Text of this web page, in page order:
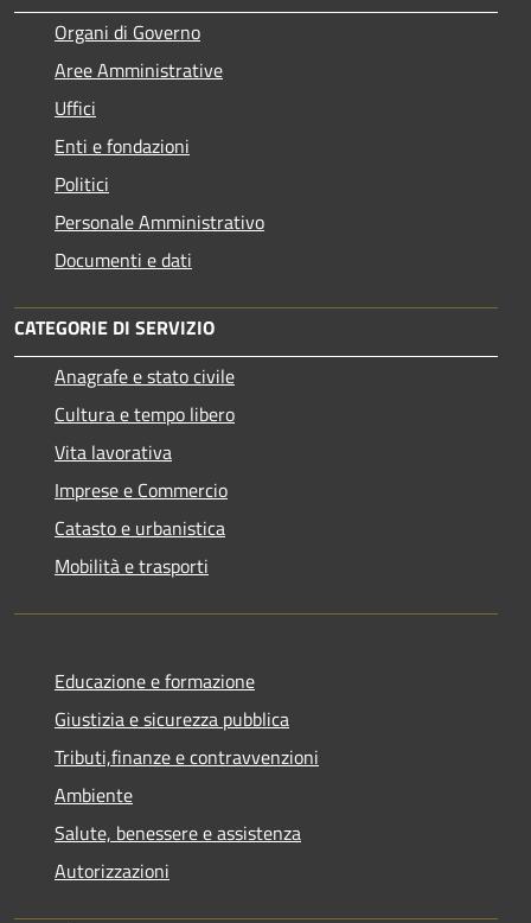
Organi di Governo
Aree Amministrative
Uffici
Enti e fondazioni
Politici
Personale Amministrativo
Documenti e dati
CATEGORIE DI SERVIZIO
Anagrafe e stato civile
Cultura e tempo libero
Vita lavorativa
Imprese e Commercio
Catasto e urbanistica
Mobilità e trasporti
Educazione e formazione
Giustizia e sicurezza pubblica
Tributi,finanze e contravvenzioni
Ambiente
Salute, benessere e assistenza
Autorizzazioni